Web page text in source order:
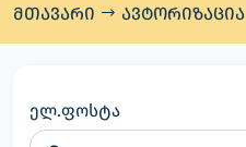
მთავარი ავტორიზაცია
ელ.ფოსტა